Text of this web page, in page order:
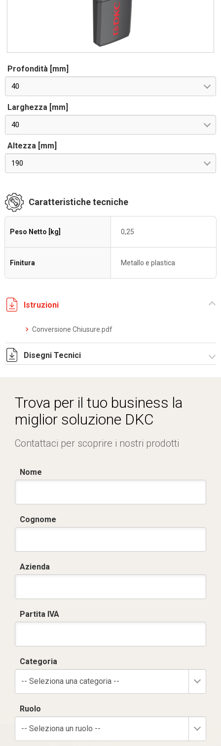
Profondità [mm]
40
Larghezza [mm]
40
Altezza [mm]
190
Caratteristiche tecniche
Peso Netto [kg] 0,25
Finitura Metallo e plastica
Istruzioni
Conversione Chiusure.pdf
Disegni Tecnici
Trova per il tuo business la
miglior soluzione DKC
Contattaci per scoprire i nostri prodotti
Nome
Cognome
Azienda
Partita IVA
Categoria
-- Seleziona una categoria --
Ruolo
-- Seleziona un ruolo --